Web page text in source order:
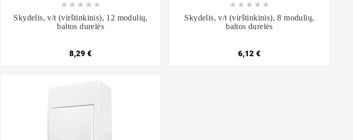
 
    
Skydelis, v/t (virštinkinis), 12 modulių,
baltos durelės
8,29 €
 
    
Skydelis, v/t (virštinkinis), 8 modulių,
baltos durelės
6,12 €